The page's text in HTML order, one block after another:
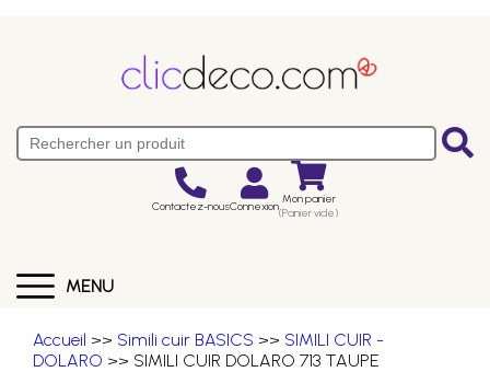
Contactez-nousConnexion Mon panier
(Panier vide)
MENU
Accueil >> Simili cuir BASICS >> SIMILI CUIR -
DOLARO >> SIMILI CUIR DOLARO 713 TAUPE